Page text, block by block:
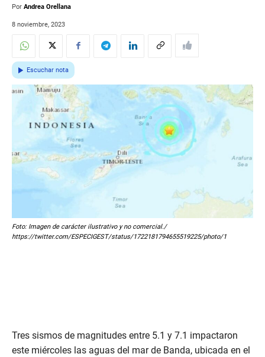
Por Andrea Orellana
8 noviembre, 2023
Escuchar nota
Foto: Imagen de carácter ilustrativo y no comercial./
https://twitter.com/ESPECIGEST/status/1722181794655519225/photo/1
Tres sismos de magnitudes entre 5.1 y 7.1 impactaron
este miércoles las aguas del mar de Banda, ubicada en el